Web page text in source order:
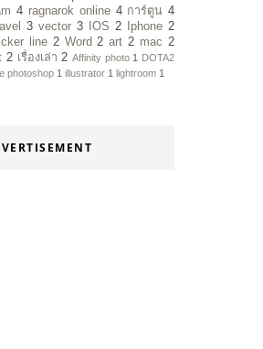
4 ragnarok online 4 การ์ตูน 4
3 vector 3 IOS 2 Iphone 2
line 2 Word 2 art 2 mac 2
2 เรื่องเล่า 2 Affinity photo 1 DOTA2
photoshop 1 illustrator 1 lightroom 1